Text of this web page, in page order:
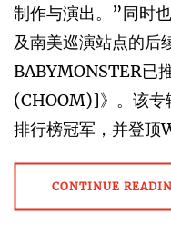
制作与演出。”同时
及南美巡演站点的后
BABYMONSTER已
(CHOOM)]》。该专
排行榜冠军，并登
CONTINUE